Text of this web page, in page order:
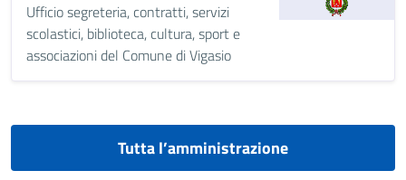
Ufficio segreteria, contratti, servizi
scolastici, biblioteca, cultura, sport e
associazioni del Comune di Vigasio
Tutta l’amministrazione